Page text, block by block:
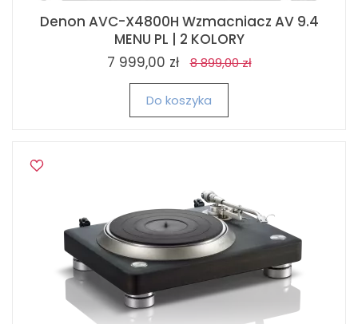
Denon AVC-X4800H Wzmacniacz AV 9.4
MENU PL | 2 KOLORY
7 999,00 zł
8 899,00 zł
Do koszyka